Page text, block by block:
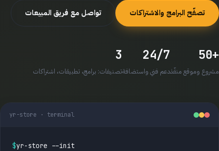
تصفّح البرامج والاشتراكات تواصل مع فريق المبيعات
+50
مشروع وموقع منفّذ
24/7
دعم فني واستضافة
3
تصنيفات: برامج، تطبيقات، اشتراكات
yr-store · terminal
$yr-store --init